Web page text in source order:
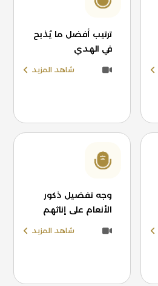
ترتيب أفضل ما يُذبح
في الهدي
شاهد المزيد
وجه تفضيل ذكور
الأنعام على إناثهم
شاهد المزيد